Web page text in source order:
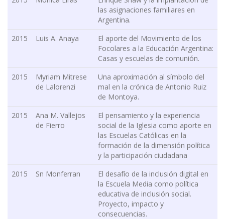
las asignaciones familiares en
Argentina.
2015
Luis A. Anaya
El aporte del Movimiento de los
Focolares a la Educación Argentina:
Casas y escuelas de comunión.
2015
Myriam Mitrese
de Lalorenzi
Una aproximación al símbolo del
mal en la crónica de Antonio Ruiz
de Montoya.
2015
Ana M. Vallejos
de Fierro
El pensamiento y la experiencia
social de la Iglesia como aporte en
las Escuelas Católicas en la
formación de la dimensión política
y la participación ciudadana
2015
Sn Monferran
El desafío de la inclusión digital en
la Escuela Media como política
educativa de inclusión social.
Proyecto, impacto y
consecuencias.